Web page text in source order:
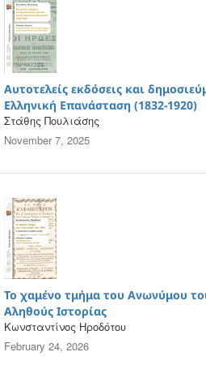
Αυτοτελείς εκδόσεις και
Ελληνική Επανάσταση (1832-1920)
Στάθης Πουλιάσης
November 7, 2025
Το χαμένο τμήμα του Ανωνύμου
Αληθούς Ιστορίας
Κωνσταντίνος Ηροδότου
February 24, 2026